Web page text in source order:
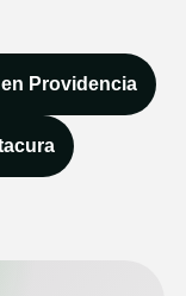
Providencia